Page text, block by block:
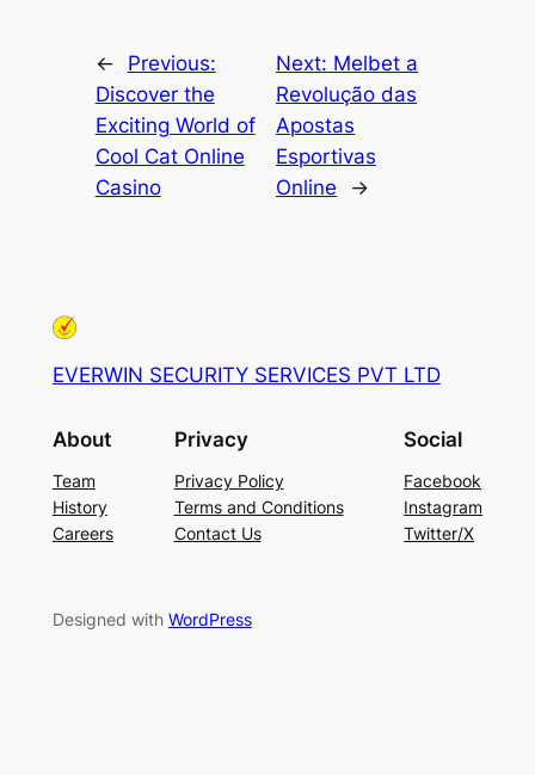
←
Previous:
Discover the
Exciting World of
Cool Cat Online
Casino
Next: Melbet a
Revolução das
Apostas
Esportivas
Online
→
EVERWIN SECURITY SERVICES PVT LTD
About
Team
History
Careers
Privacy
Privacy Policy
Terms and Conditions
Contact Us
Social
Facebook
Instagram
Twitter/X
Designed with WordPress